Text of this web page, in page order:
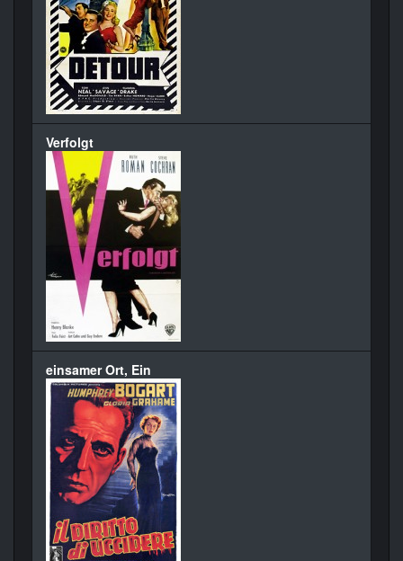
Verfolgt
einsamer Ort, Ein